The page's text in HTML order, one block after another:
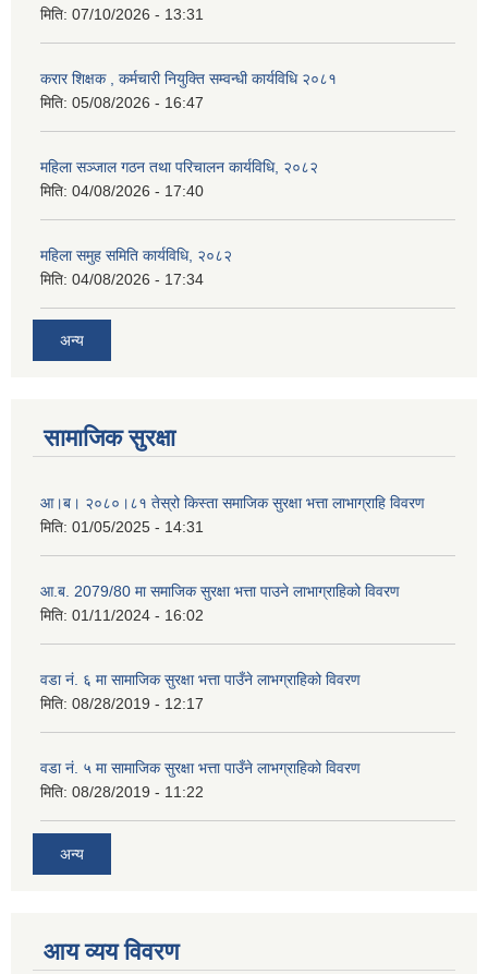
मिति: 07/10/2026 - 13:31
करार शिक्षक , कर्मचारी नियुक्ति सम्वन्धी कार्यविधि २०८१
मिति: 05/08/2026 - 16:47
महिला सञ्जाल गठन तथा परिचालन कार्यविधि, २०८२
मिति: 04/08/2026 - 17:40
महिला समुह समिति कार्यविधि, २०८२
मिति: 04/08/2026 - 17:34
अन्य
सामाजिक सुरक्षा
आ।ब। २०८०।८१ तेस्रो किस्ता समाजिक सुरक्षा भत्ता लाभाग्राहि विवरण
मिति: 01/05/2025 - 14:31
आ.ब. 2079/80 मा समाजिक सुरक्षा भत्ता पाउने लाभाग्राहिको विवरण
मिति: 01/11/2024 - 16:02
वडा नं. ६ मा सामाजिक सुरक्षा भत्ता पाउँने लाभग्राहिको विवरण
मिति: 08/28/2019 - 12:17
वडा नं. ५ मा सामाजिक सुरक्षा भत्ता पाउँने लाभग्राहिको विवरण
मिति: 08/28/2019 - 11:22
अन्य
आय व्यय विवरण